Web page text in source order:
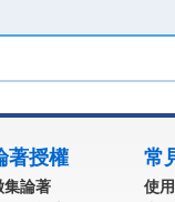
著授權
集論著
常
使